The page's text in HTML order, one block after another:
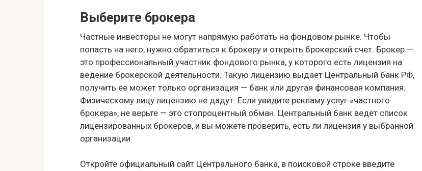
Выберите брокера
Частные инвесторы не могут напрямую работать на фондовом рынке. Чтобы
попасть на него, нужно обратиться к брокеру и открыть брокерский счет. Брокер —
это профессиональный участник фондового рынка, у которого есть лицензия на
ведение брокерской деятельности. Такую лицензию выдает Центральный банк РФ,
получить ее может только организация — банк или другая финансовая компания.
Физическому лицу лицензию не дадут. Если увидите рекламу услуг «частного
брокера», не верьте — это стопроцентный обман. Центральный банк ведет список
лицензированных брокеров, и вы можете проверить, есть ли лицензия у выбранной
организации.
Откройте официальный сайт Центрального банка, в поисковой строке введите